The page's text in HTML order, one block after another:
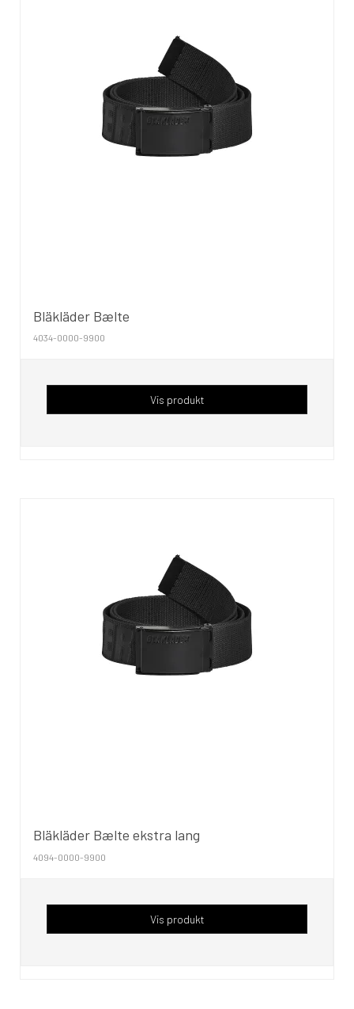
Bläkläder Bælte
4034-0000-9900
Vis produkt
Bläkläder Bælte ekstra lang
4094-0000-9900
Vis produkt